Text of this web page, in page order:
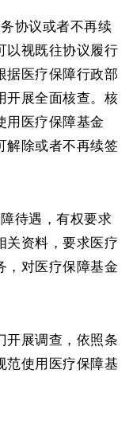
协议或者不再续
以视既往协议履行
据医疗保障行政部
开展全面核查。核
用医疗保障基金
解除或者不再续签
待遇，有权要求
关资料，要求医疗
，对医疗保障基金
开展调查，依照条
范使用医疗保障基